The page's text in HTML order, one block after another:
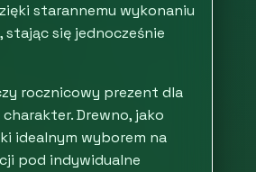
starannemu wykonaniu
się jednocześnie
rocznicowy prezent dla
Drewno, jako
idealnym wyborem na
pod indywidualne